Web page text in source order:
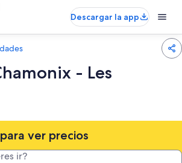
Descargar la app
- Les
ver precios
ir?